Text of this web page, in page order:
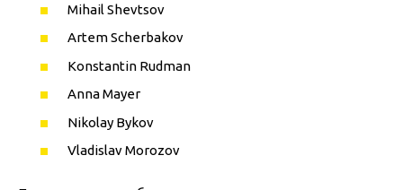
Mihail Shevtsov
Artem Scherbakov
Konstantin Rudman
Anna Mayer
Nikolay Bykov
Vladislav Morozov